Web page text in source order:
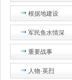
根据地建设
军民鱼水情深
重要战事
人物·英烈